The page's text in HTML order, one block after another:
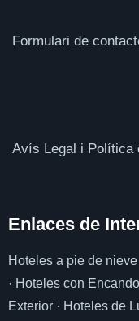
Formulari de
Avís Legal i Política
Enlaces de I
Hoteles a pie de nieve
· Hoteles con
Exterior · Hoteles de